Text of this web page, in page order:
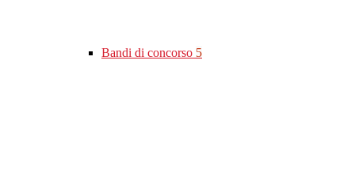
Bandi di concorso 5